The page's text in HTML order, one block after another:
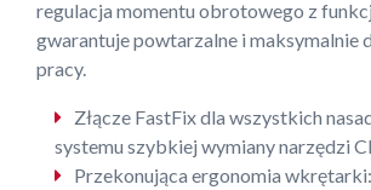
regulacja momentu obrotowego z
gwarantuje powtarzalne i maksymalnie
pracy.
Złącze FastFix dla wszystkich
systemu szybkiej wymiany narzędzi
Przekonująca ergonomia